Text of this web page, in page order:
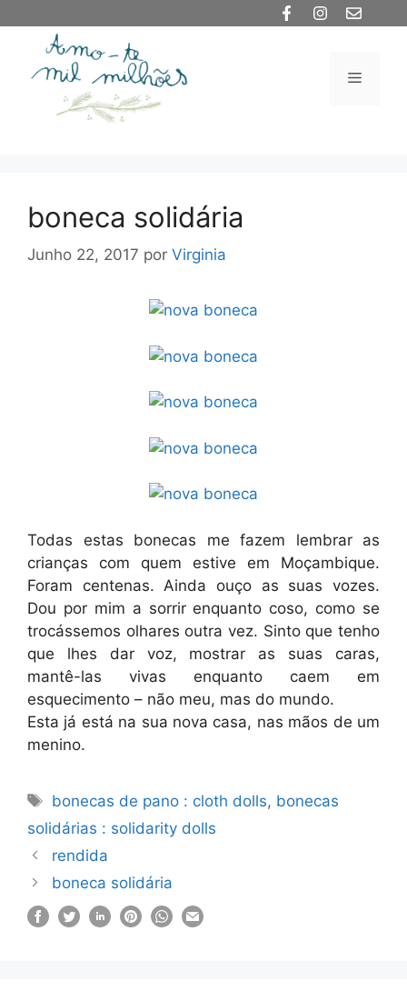
conteúdo
Menu
boneca solidária
Junho 22, 2017 por Virginia
Todas estas bonecas me fazem lembrar as
crianças com quem estive em Moçambique.
Foram centenas. Ainda ouço as suas vozes.
Dou por mim a sorrir enquanto coso, como se
trocássemos olhares outra vez. Sinto que tenho
que lhes dar voz, mostrar as suas caras,
mantê-las vivas enquanto caem em
esquecimento – não meu, mas do mundo.
Esta já está na sua nova casa, nas mãos de um
menino.
Etiquetas
bonecas de pano : cloth dolls, bonecas
solidárias : solidarity dolls
rendida
boneca solidária